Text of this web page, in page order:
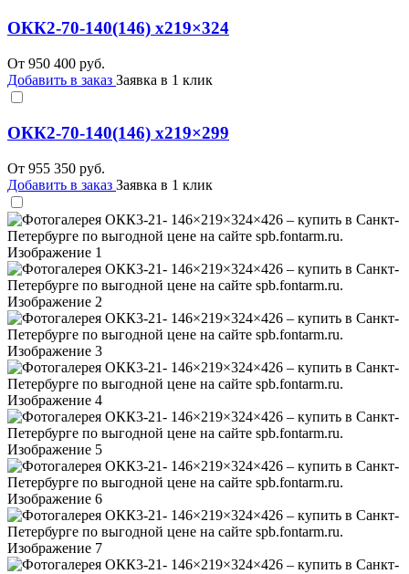
ОКК2-70-140(146) x219×324
От 950 400 руб.
Добавить в заказ Заявка в 1 клик
ОКК2-70-140(146) x219×299
От 955 350 руб.
Добавить в заказ Заявка в 1 клик